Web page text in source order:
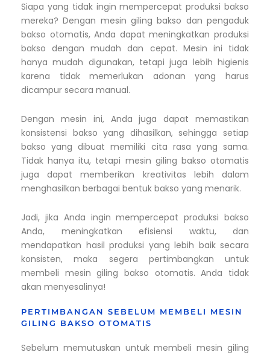
Siapa yang tidak ingin mempercepat produksi bakso
mereka? Dengan mesin giling bakso dan pengaduk
bakso otomatis, Anda dapat meningkatkan produksi
bakso dengan mudah dan cepat. Mesin ini tidak
hanya mudah digunakan, tetapi juga lebih higienis
karena tidak memerlukan adonan yang harus
dicampur secara manual.
Dengan mesin ini, Anda juga dapat memastikan
konsistensi bakso yang dihasilkan, sehingga setiap
bakso yang dibuat memiliki cita rasa yang sama.
Tidak hanya itu, tetapi mesin giling bakso otomatis
juga dapat memberikan kreativitas lebih dalam
menghasilkan berbagai bentuk bakso yang menarik.
Jadi, jika Anda ingin mempercepat produksi bakso
Anda, meningkatkan efisiensi waktu, dan
mendapatkan hasil produksi yang lebih baik secara
konsisten, maka segera pertimbangkan untuk
membeli mesin giling bakso otomatis. Anda tidak
akan menyesalinya!
PERTIMBANGAN SEBELUM MEMBELI MESIN
GILING BAKSO OTOMATIS
Sebelum memutuskan untuk membeli mesin giling